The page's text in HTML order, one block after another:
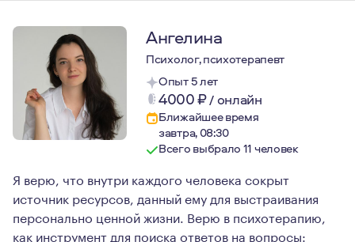
Ангелина
Психолог, психотерапевт
Опыт 5 лет
4000₽/ онлайн
Ближайшее время
завтра, 08:30
Всего выбрало 11 человек
Я верю, что внутри каждого человека сокрыт
источник ресурсов, данный ему для выстраивания
персонально ценной жизни. Верю в психотерапию,
как инструмент для поиска ответов на вопросы: